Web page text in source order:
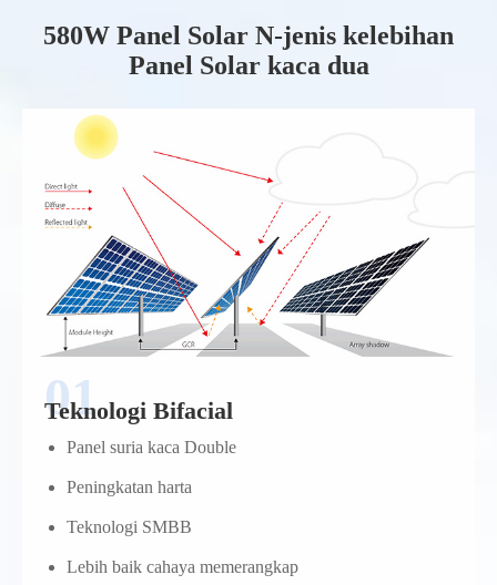
580W Panel Solar N-jenis kelebihan
Panel Solar kaca dua
Teknologi Bifacial
Panel suria kaca Double
Peningkatan harta
Teknologi SMBB
Lebih baik cahaya memerangkap